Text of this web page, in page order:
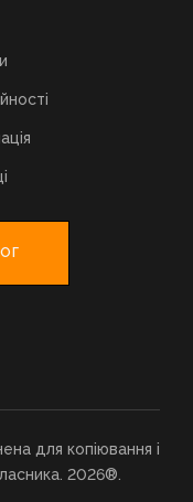
для копіювання і
2026®.